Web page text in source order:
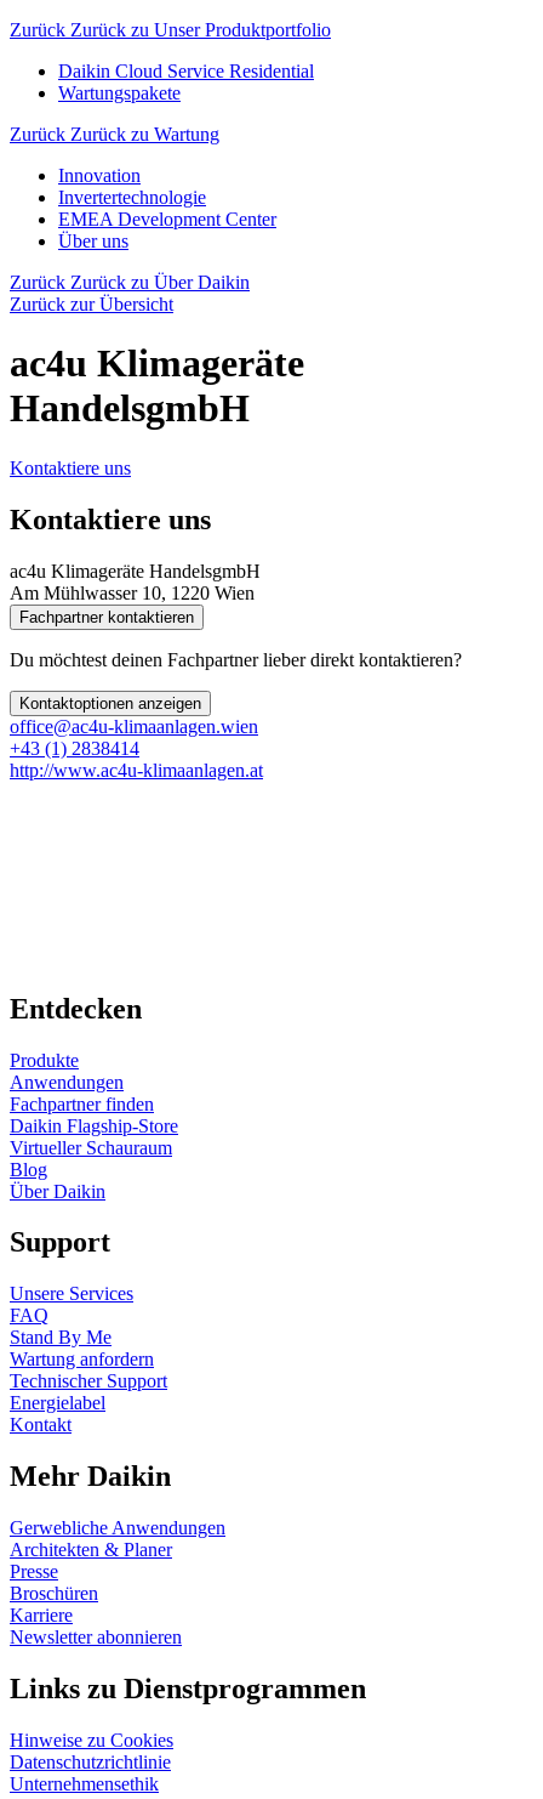
Zurück Zurück zu Unser Produktportfolio
Daikin Cloud Service Residential
Wartungspakete
Zurück Zurück zu Wartung
Innovation
Invertertechnologie
EMEA Development Center
Über uns
Zurück Zurück zu Über Daikin
Zurück zur Übersicht
ac4u Klimageräte
HandelsgmbH
Kontaktiere uns
Kontaktiere uns
ac4u Klimageräte HandelsgmbH
Am Mühlwasser 10, 1220 Wien
Fachpartner kontaktieren
Du möchtest deinen Fachpartner lieber direkt kontaktieren?
Kontaktoptionen anzeigen
office@ac4u-klimaanlagen.wien
+43 (1) 2838414
http://www.ac4u-klimaanlagen.at
Entdecken
Produkte
Anwendungen
Fachpartner finden
Daikin Flagship-Store
Virtueller Schauraum
Blog
Über Daikin
Support
Unsere Services
FAQ
Stand By Me
Wartung anfordern
Technischer Support
Energielabel
Kontakt
Mehr Daikin
Gerwebliche Anwendungen
Architekten & Planer
Presse
Broschüren
Karriere
Newsletter abonnieren
Links zu Dienstprogrammen
Hinweise zu Cookies
Datenschutzrichtlinie
Unternehmensethik